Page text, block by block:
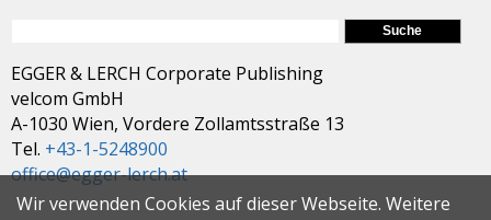
EGGER & LERCH Corporate Publishing
velcom GmbH
A-1030 Wien, Vordere Zollamtsstraße 13
Tel. +43-1-5248900
office@egger-lerch.at
Wir verwenden Cookies auf dieser Webseite. Weitere